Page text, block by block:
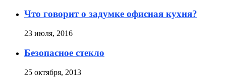
Что говорит о задумке офисная кухня?
23 июля, 2016
Безопасное стекло
25 октября, 2013